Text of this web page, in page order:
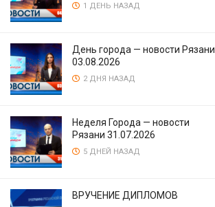
1 ДЕНЬ НАЗАД
День города — новости Рязани
03.08.2026
2 ДНЯ НАЗАД
Неделя Города — новости
Рязани 31.07.2026
5 ДНЕЙ НАЗАД
ВРУЧЕНИЕ ДИПЛОМОВ